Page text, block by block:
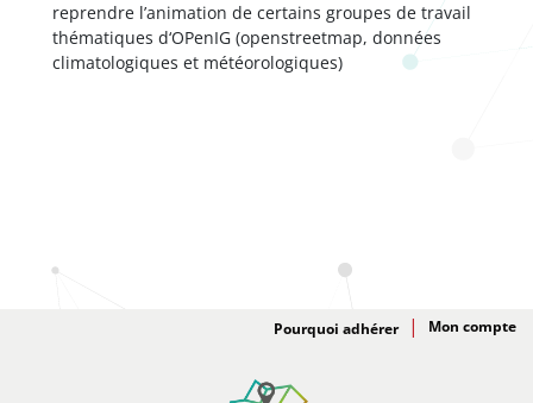
reprendre l’animation de certains groupes de travail
thématiques d‘OPenIG (openstreetmap, données
climatologiques et météorologiques)
Adhésion
Pourquoi adhérer